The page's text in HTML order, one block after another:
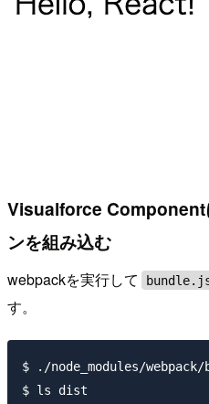
Visualforce Component
ンを組み込む
webpackを実行して
す。
$ ./node_modules/
$ ls dist